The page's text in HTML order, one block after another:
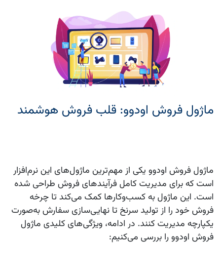
ماژول فروش اودوو: قلب فروش هوشمند
ماژول فروش اودوو یکی از مهم‌ترین ماژول‌های این نرم‌افزار
است که برای مدیریت کامل فرآیندهای فروش طراحی شده
است. این ماژول به کسب‌وکارها کمک می‌کند تا چرخه
فروش خود را از تولید سرنخ تا نهایی‌سازی سفارش به‌صورت
یکپارچه مدیریت کنند. در ادامه، ویژگی‌های کلیدی ماژول
فروش اودوو را بررسی می‌کنیم: